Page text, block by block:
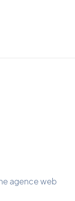
agence web